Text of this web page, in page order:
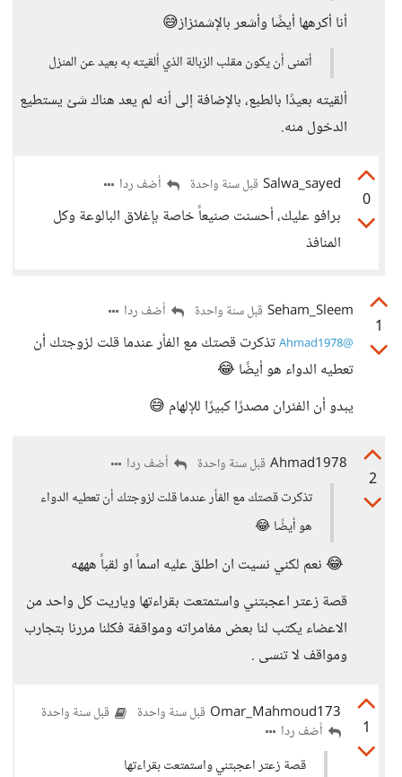
أنا أكرهها أيضًا وأشعر بالإشمئزاز😅
أتمنى أن يكون مقلب الزبالة الذي ألقيته به بعيد عن المنزل
ألقيته بعيدًا بالطبع، بالإضافة إلى أنه لم يعد هناك شئ يستطيع
الدخول منه.
0
Salwa_sayed قبل سنة واحدة أضف ردا
برافو عليك، أحسنت صنيعاً خاصة بإغلاق البالوعة وكل
المنافذ
1
Seham_Sleem قبل سنة واحدة أضف ردا
@Ahmad1978
تذكرت قصتك مع الفأر عندما قلت لزوجتك أن
تعطيه الدواء هو أيضًا 😂
يبدو أن الفئران مصدرًا كبيرًا للإلهام 😅
2
Ahmad1978 قبل سنة واحدة
أضف ردا
تذكرت قصتك مع الفأر عندما قلت لزوجتك أن تعطيه الدواء
هو أيضًا 😂
😂 نعم لكني نسيت ان اطلق عليه اسماً او لقباً هههه
قصة زعتر اعجبتني واستمتعت بقراءتها وياريت كل واحد من
الاعضاء يكتب لنا بعض مغامراته ومواقفة فكلنا مررنا بتجارب
ومواقف لا تنسى .
1
Omar_Mahmoud173 قبل سنة واحدة قبل سنة واحدة
أضف ردا
قصة زعتر اعجبتني واستمتعت بقراءتها